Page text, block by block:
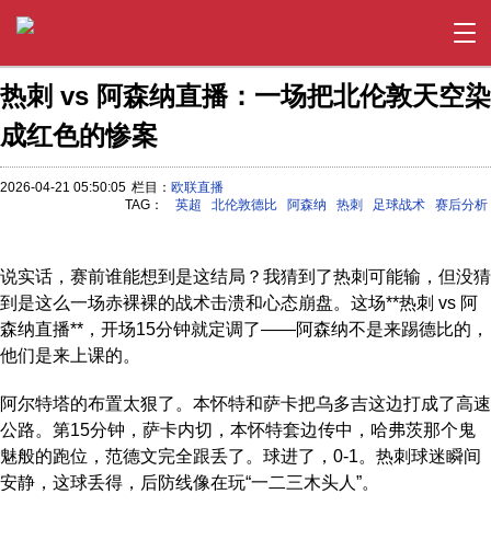
热刺 vs 阿森纳直播：一场把北伦敦天空染
成红色的惨案
2026-04-21 05:50:05 栏目： 欧联直播
TAG：
英超 北伦敦德比 阿森纳 热刺 足球战术 赛后分析
说实话，赛前谁能想到是这结局？我猜到了热刺可能输，但没猜
到是这么一场赤裸裸的战术击溃和心态崩盘。这场**热刺 vs 阿
森纳直播**，开场15分钟就定调了——阿森纳不是来踢德比的，
他们是来上课的。
阿尔特塔的布置太狠了。本怀特和萨卡把乌多吉这边打成了高速
公路。第15分钟，萨卡内切，本怀特套边传中，哈弗茨那个鬼
魅般的跑位，范德文完全跟丢了。球进了，0-1。热刺球迷瞬间
安静，这球丢得，后防线像在玩“一二三木头人”。